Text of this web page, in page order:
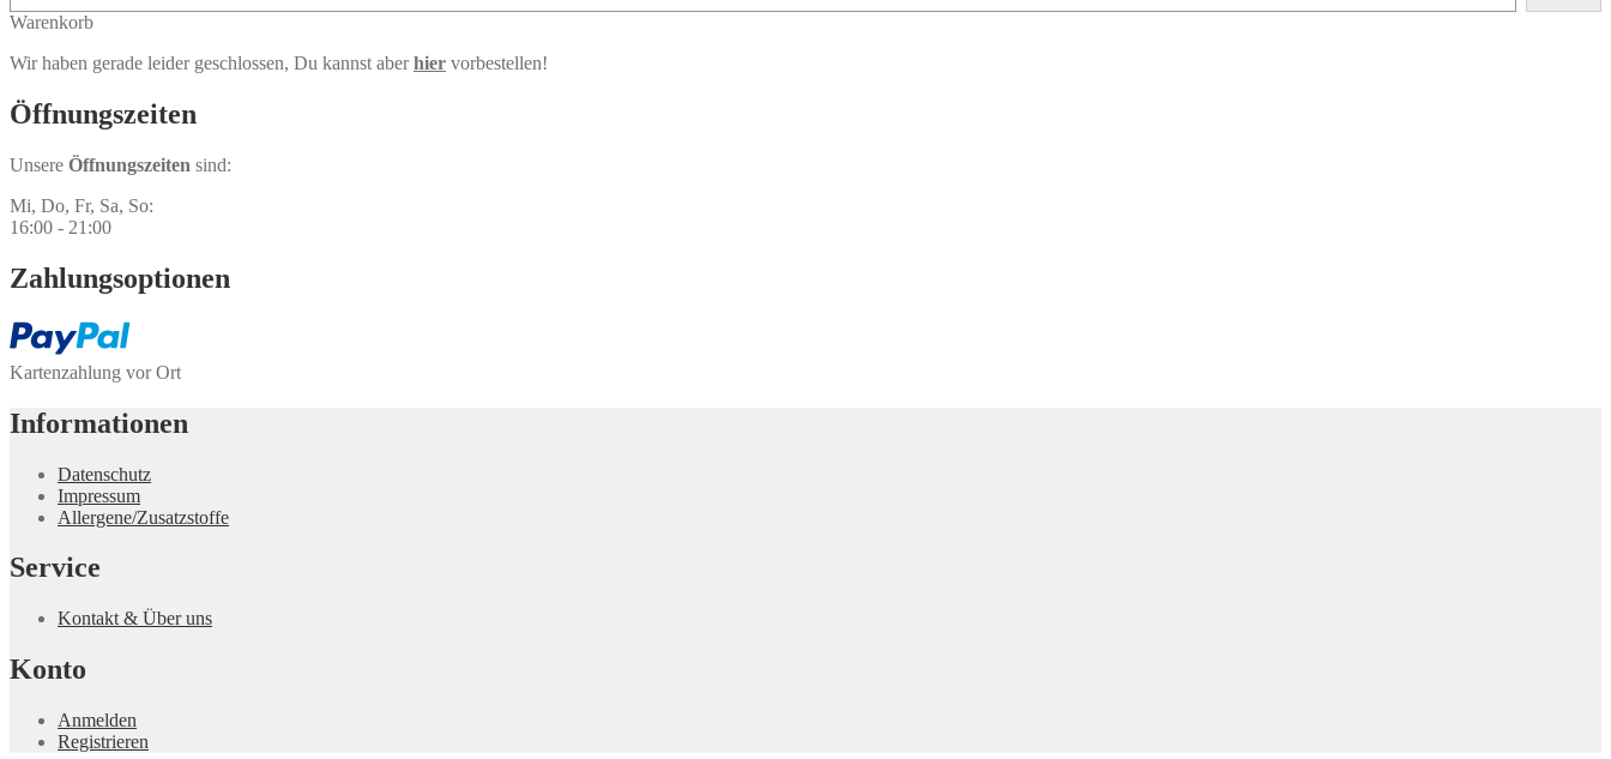
Warenkorb
Wir haben gerade leider geschlossen, Du kannst aberhier vorbestellen!
Öffnungs­zeiten
Unsere Öffnungszeiten sind:
Mi, Do, Fr, Sa, So:
16:00 - 21:00
Zahlungs­optionen
Kartenzahlung vor Ort
Informationen
Datenschutz
Impressum
Allergene/Zusatzstoffe
Service
Kontakt & Über uns
Konto
Anmelden
Registrieren